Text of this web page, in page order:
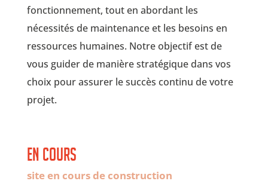
fonctionnement, tout en abordant les
nécessités de maintenance et les besoins en
ressources humaines. Notre objectif est de
vous guider de manière stratégique dans vos
choix pour assurer le succès continu de votre
projet.
en cours
site en cours de construction